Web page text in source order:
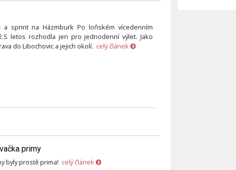
a sprint na Házmburk Po loňském vícedenním
letos rozhodla jen pro jednodenní výlet. Jako
do Libochovic a jejich okolí. celý článek
primy
byly prostě prima! celý článek